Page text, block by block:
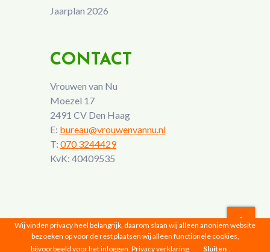
Jaarplan 2026
CONTACT
Vrouwen van Nu
Moezel 17
2491 CV Den Haag
E: bureau@vrouwenvannu.nl
T: 070 3244429
KvK: 40409535
Vrouwen van Nu © 2026 |Privacyverklaring
Wij vinden privacy heel belangrijk, daarom slaan wij alleen anoniem website
bezoeken op voor de rest plaatsen wij alleen functionele cookies,
bijvoorbeeld voor het inloggen. Privacy verklaring Sluiten